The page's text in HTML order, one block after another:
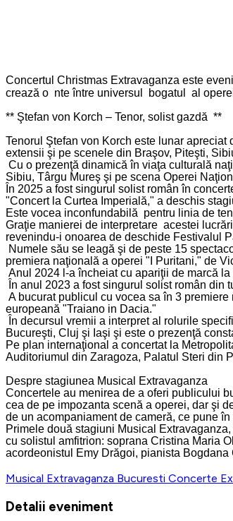
Concertul Christmas Extravaganza este
crează o nte între universul bogatul al
** Ştefan von Korch – Tenor, solist gazdă **
Tenorul Ştefan von Korch este lunar
extensii şi pe scenele din Braşov, Piteşti,
Cu o prezenţă dinamică în viaţa culturală
Sibiu, Târgu Mureş şi pe scena Operei
În 2025 a fost singurul solist român în
"Concert la Curtea Imperială," a deschis
Este vocea inconfundabilă pentru linia de
Graţie manierei de interpretare acestei
revenindu-i onoarea de deschide Festivalul
Numele său se leagă şi de peste 15
premiera naţională a operei "I Puritani," de
Anul 2024 l-a încheiat cu apariţii de marcă
În anul 2023 a fost singurul solist român din
A bucurat publicul cu vocea sa în 3
europeană "Traiano in Dacia."
În decursul vremii a interpret al rolurile
Bucureşti, Cluj şi Iaşi şi este o prezenţă
Pe plan internaţional a concertat la
Auditoriumul din Zaragoza, Palatul Steri din
Despre stagiunea Musical Extravaganza
Concertele au menirea de a oferi publicului
cea de pe impozanta scenă a operei, dar şi
de un acompaniament de cameră, ce pune
Primele două stagiuni Musical
cu solistul amfitrion: soprana Cristina Maria
acordeonistul Emy Drăgoi, pianista
Musical Extravaganza Bucuresti Concerte
Detalii eveniment